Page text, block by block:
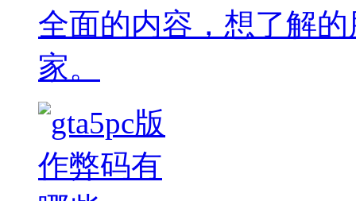
全面的内容，想了解
家。